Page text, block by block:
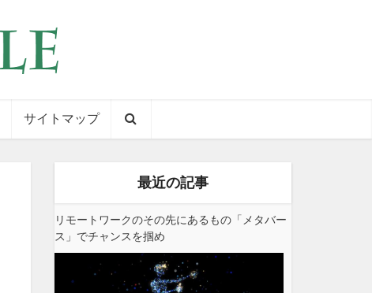
サイトマップ
最近の記事
リモートワークのその先にあるもの「メタバー
ス」でチャンスを掴め